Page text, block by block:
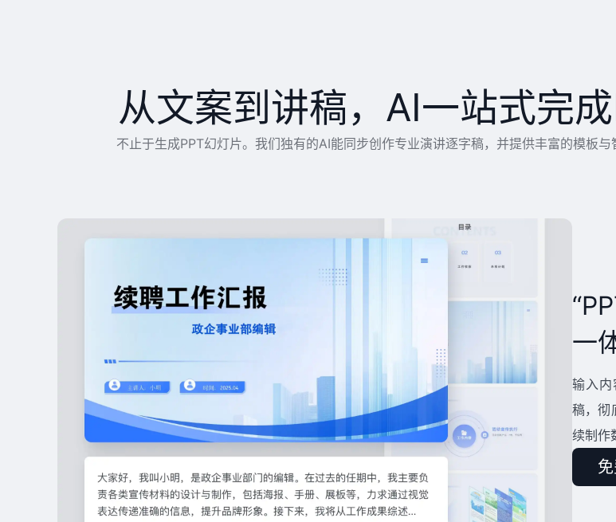
从文案到讲稿，AI一站式完
不止于生成PPT幻灯片。我们独有的AI能同步创作专业演讲逐字稿，并提供丰富的模板
一
输入内
稿，彻
续制作